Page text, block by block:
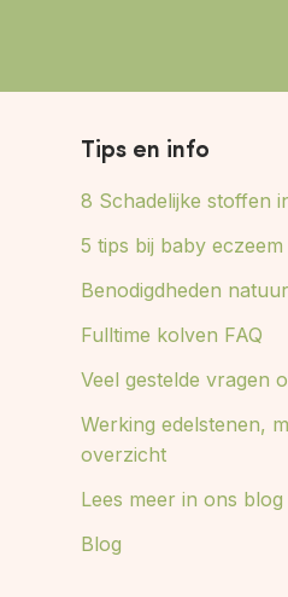
Tips en info
8 Schadelijke stoffen
5 tips bij baby eczeem
Benodigdheden
Fulltime kolven FAQ
Veel gestelde vragen
Werking edelstenen,
overzicht
Lees meer in ons blog
Blog